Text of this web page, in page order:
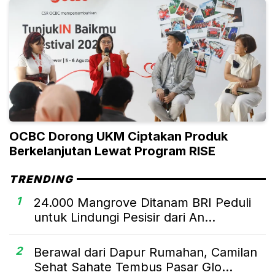
OCBC Dorong UKM Ciptakan Produk
Berkelanjutan Lewat Program RISE
TRENDING
1
24.000 Mangrove Ditanam BRI Peduli
untuk Lindungi Pesisir dari An...
2
Berawal dari Dapur Rumahan, Camilan
Sehat Sahate Tembus Pasar Glo...